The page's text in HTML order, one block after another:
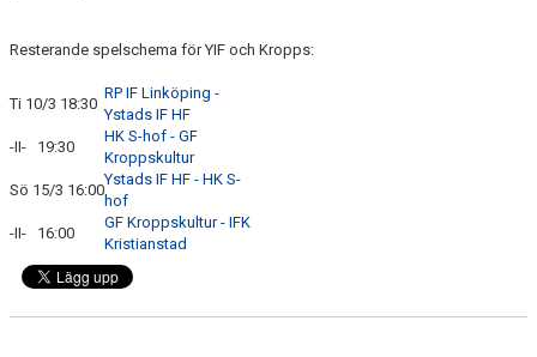
Resterande spelschema för YIF och Kropps:
Ti 10/3 18:30
RP IF Linköping -
Ystads IF HF
-II- 19:30
HK S-hof - GF
Kroppskultur
Sö 15/3 16:00
Ystads IF HF - HK S-
hof
-II- 16:00
GF Kroppskultur - IFK
Kristianstad